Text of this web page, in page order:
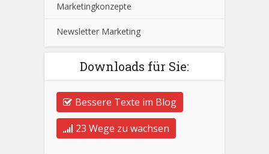
Marketingkonzepte
Newsletter Marketing
Downloads für Sie:
Bessere Texte im Blog
23 Wege zu wachsen